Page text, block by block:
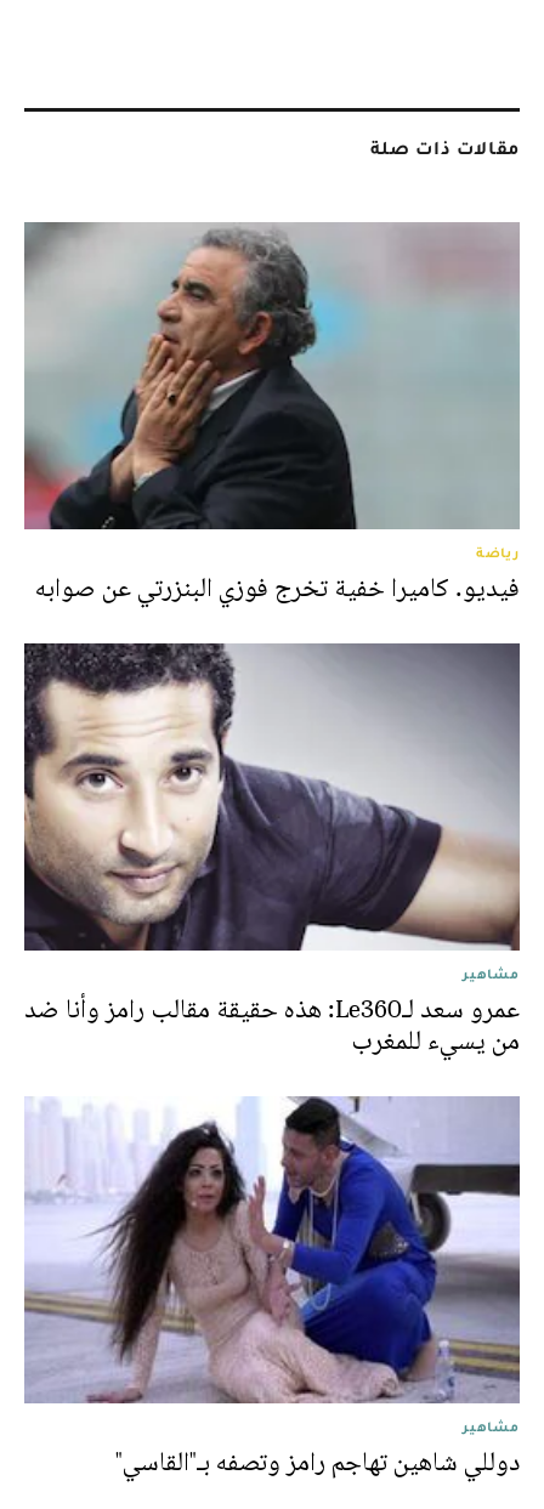
مقالات ذات صلة
رياضة
فيديو. كاميرا خفية تخرج فوزي البنزرتي عن صوابه
مشاهير
عمرو سعد لـLe360: هذه حقيقة مقالب رامز وأنا ضد
من يسيء للمغرب
مشاهير
دوللي شاهين تهاجم رامز وتصفه بـ"القاسي"